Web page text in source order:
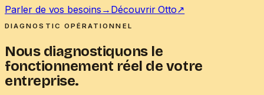
Parler de vos besoins → Découvrir Otto↗
DIAGNOSTIC OPÉRATIONNEL
Nous diagnostiquons le
fonctionnement réel de votre
entreprise.